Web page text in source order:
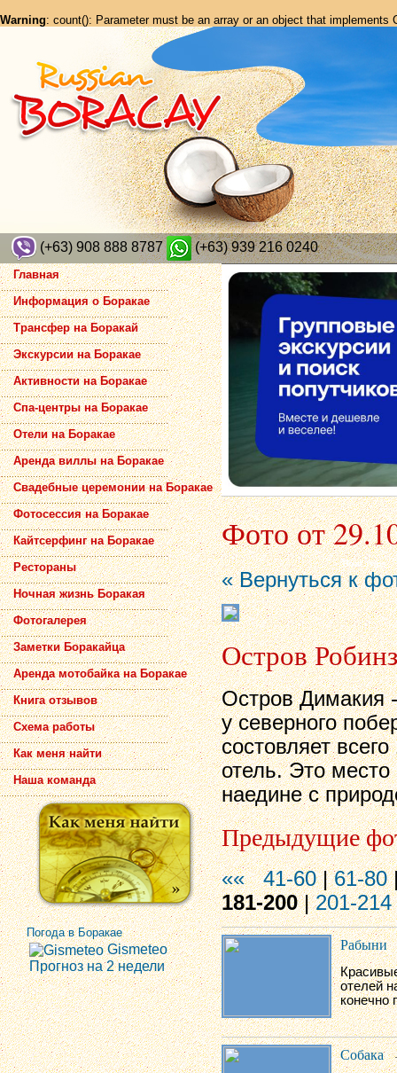
Warning: count(): Parameter must be an array or an object that implements
(+63) 908 888 8787 (+63) 939 216 0240
Главная
Информация о Боракае
Трансфер на Боракай
Экскурсии на Боракае
Активности на Боракае
Спа-центры на Боракае
Отели на Боракае
Аренда виллы на Боракае
Свадебные церемонии на Боракае
Фотосессия на Боракае
Кайтсерфинг на Боракае
Рестораны
Ночная жизнь Боракая
Фотогалерея
Заметки Боракайца
Аренда мотобайка на Боракае
Книга отзывов
Схема работы
Как меня найти
Наша команда
Погода в Боракае
Gismeteo
Прогноз на 2 недели
Фото от
« Вернуться к
Остров
Остров Димакия
у северного
состовляет
отель. Это
наедине с
Предыдущие
«« 41-60|61-80
181-200|201-214
Рабыни
отелей
конечно
Собака